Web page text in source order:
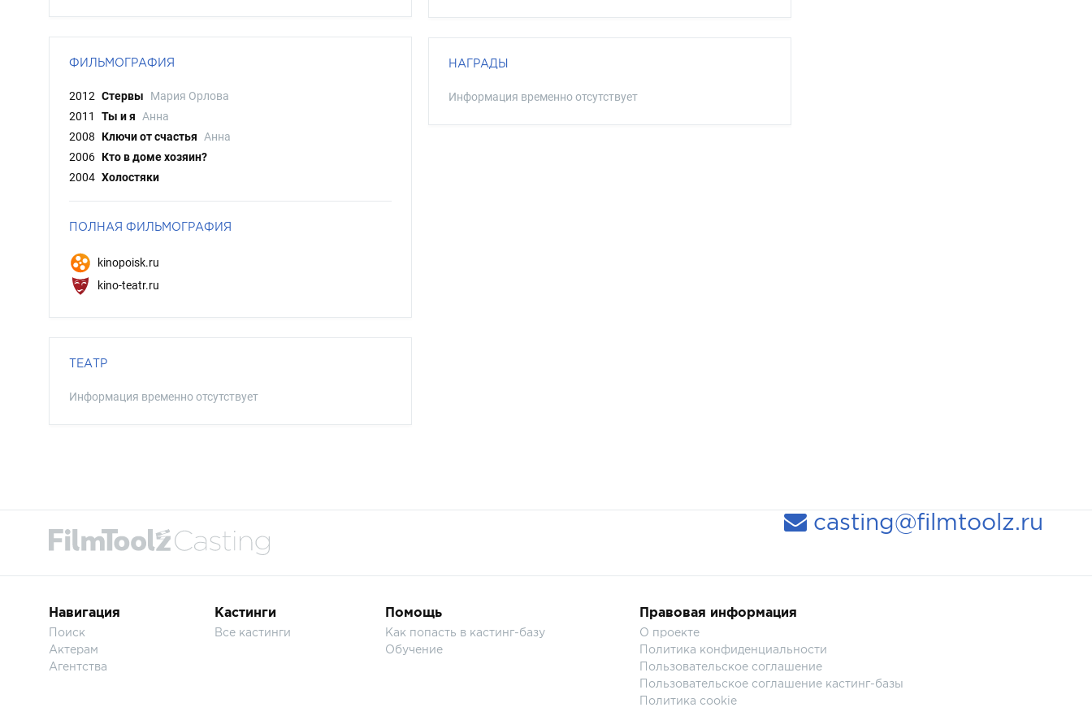
ФИЛЬМОГРАФИЯ
2012 Стервы
Мария Орлова
2011
Ты и я
Анна
2008
Ключи от счастья
Анна
2006 Кто в доме хозяин?
2004 Холостяки
ПОЛНАЯ ФИЛЬМОГРАФИЯ
kinopoisk.ru
kino-teatr.ru
ТЕАТР
Информация временно отсутствует
НАГРАДЫ
Информация временно отсутствует
casting@filmtoolz.ru
Навигация
Поиск
Актерам
Агентства
Кастинги
Все кастинги
Помощь
Как попасть в кастинг-базу
Обучение
Правовая информация
О проекте
Политика конфиденциальности
Пользовательское соглашение
Пользовательское соглашение кастинг-базы
Политика cookie